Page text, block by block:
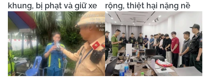
khung, bị phạt và giữ xe
rộng, thiệt hại nặng nề